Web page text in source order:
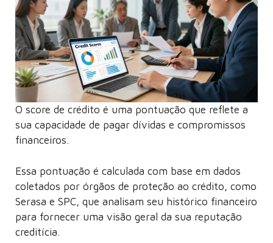
O score de crédito é uma pontuação que reflete a
sua capacidade de pagar dívidas e compromissos
financeiros.
Essa pontuação é calculada com base em dados
coletados por órgãos de proteção ao crédito, como
Serasa e SPC, que analisam seu histórico financeiro
para fornecer uma visão geral da sua reputação
creditícia.